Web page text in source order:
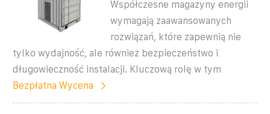
Współczesne magazyny energii
wymagają zaawansowanych
rozwiązań, które zapewnią nie
tylko wydajność, ale również bezpieczeństwo i
długowieczność instalacji. Kluczową rolę w tym
Bezpłatna Wycena